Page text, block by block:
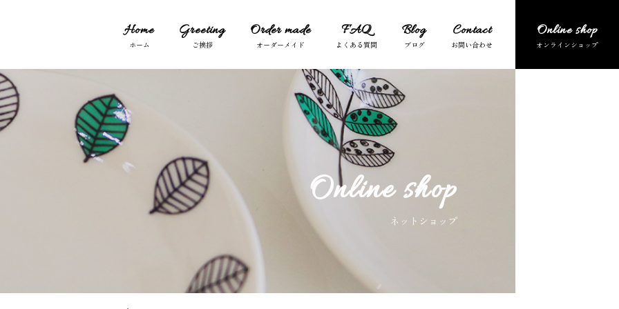
Home Greeting Order made FAQ Blog Contact Online shop
Online shop
ネットショップ